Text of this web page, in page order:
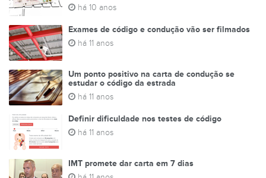
há 10 anos
Exames de código e condução vão ser filmados
há 11 anos
Um ponto positivo na carta de condução se
estudar o código da estrada
há 11 anos
Definir dificuldade nos testes de código
há 11 anos
IMT promete dar carta em 7 dias